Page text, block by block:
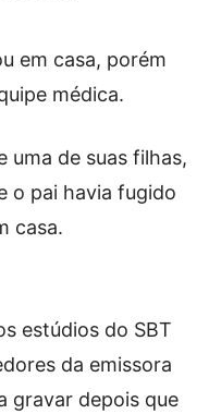
em casa, porém
médica.
uma de suas filhas,
o pai havia fugido
casa.
estúdios do SBT
da emissora
gravar depois que